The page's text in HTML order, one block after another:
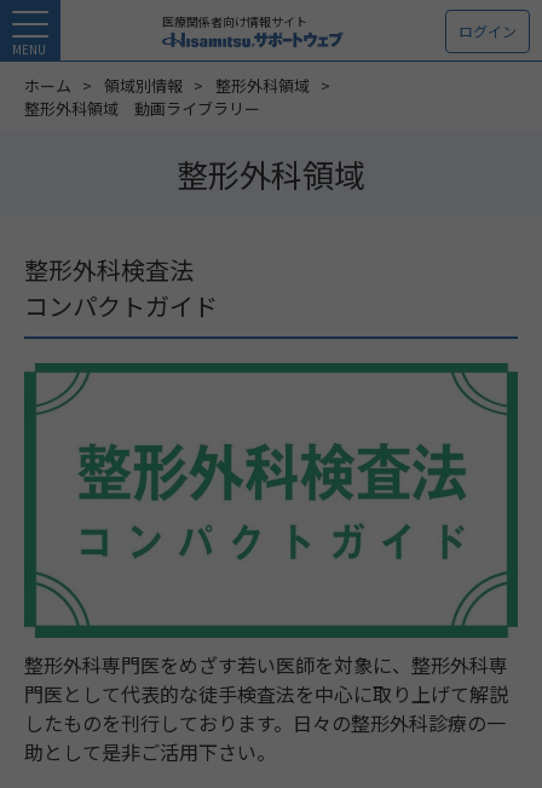
MENU
医療関係者向け情報サイト ログイン
ホーム 領域別情報
整形外科領域
整形外科領域 動画ライブラリー
整形外科領域
整形外科検査法
コンパクトガイド
整形外科専門医をめざす若い医師を対象に、整形外科専
門医として代表的な徒手検査法を中心に取り上げて解説
したものを刊行しております。日々の整形外科診療の一
助として是非ご活用下さい。